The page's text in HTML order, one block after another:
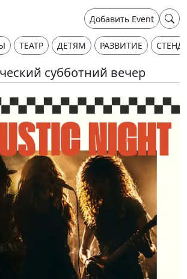
Добавить Event
ТЕАТР ДЕТЯМ РАЗВИТИЕ
субботний вечер